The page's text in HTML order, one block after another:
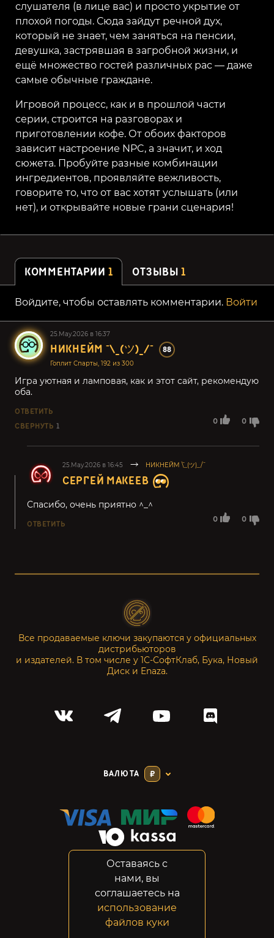
слушателя (в лице вас) и просто укрытие от
плохой погоды. Сюда зайдут речной дух,
который не знает, чем заняться на пенсии,
девушка, застрявшая в загробной жизни, и
ещё множество гостей различных рас — даже
самые обычные граждане.
Игровой процесс, как и в прошлой части
серии, строится на разговорах и
приготовлении кофе. От обоих факторов
зависит настроение NPC, а значит, и ход
сюжета. Пробуйте разные комбинации
ингредиентов, проявляйте вежливость,
говорите то, что от вас хотят услышать (или
нет), и открывайте новые грани сценария!
КОММЕНТАРИИ 1 ОТЗЫВЫ1
Войдите, чтобы оставлять комментарии. Войти
25.May.2026 в 16:37
НИКНЕЙМ ¯\_(ツ)_/¯ 88
Гоплит Спарты, 192 из 300
0 0
Игра уютная и ламповая, как и этот сайт, рекомендую
оба.
ОТВЕТИТЬ
СВЕРНУТЬ 1
25.May.2026 в 16:45 НИКНЕЙМ ¯\_(ツ)_/¯
СЕРГЕЙ МАКЕЕВ
0 0
Спасибо, очень приятно ^_^
ОТВЕТИТЬ
Все продаваемые ключи закупаются у официальных
дистрибьюторов
и издателей. В том числе у 1С-СофтКлаб, Бука, Новый
Диск и Enaza.
ВАЛЮТА ₽
Конфиденциальность
Возвраты
Правовая информация
Оставаясь с
нами, вы
соглашаетесь на
использование
файлов куки